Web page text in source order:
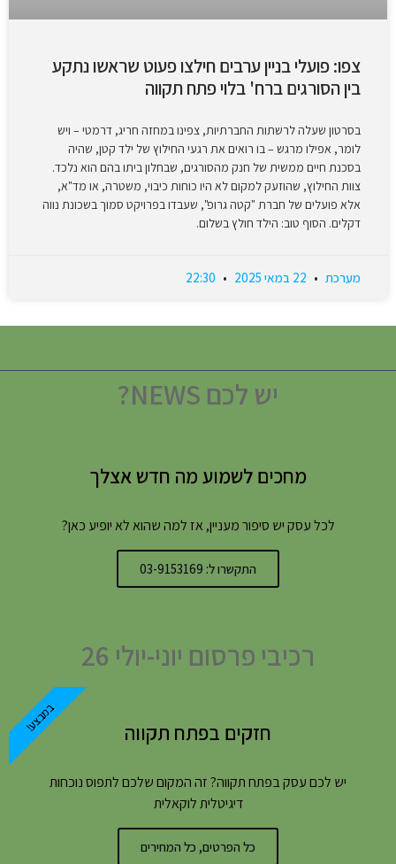
צפו: פועלי בניין ערבים חילצו פעוט שראשו נתקע
בין הסורגים ברח' בלוי פתח תקווה
בסרטון שעלה לרשתות החברתיות, צפינו במחזה חריג, דרמטי – ויש
לומר, אפילו מרגש – בו רואים את רגעי החילוץ של ילד קטן, שהיה
בסכנת חיים ממשית של חנק מהסורגים, שבחלון ביתו בהם הוא נלכד.
צוות החילוץ, שהוזעק למקום לא היו כוחות כיבוי, משטרה, או מד"א,
אלא פועלים של חברת "קטה גרופ", שעבדו בפרויקט סמוך בשכונת נווה
דקלים. הסוף טוב: הילד חולץ בשלום.
מערכת
יש לכם NEWS?
מחכים לשמוע מה חדש אצלך
לכל עסק יש סיפור מעניין, אז למה שהוא לא יופיע כאן?
התקשרו ל: 03-9153169
רכיבי פרסום יוני-יולי 26
חזקים בפתח תקווה
יש לכם עסק בפתח תקווה? זה המקום שלכם לתפוס נוכחות
דיגיטלית לוקאלית
כל הפרטים, כל המחירים
במבצע!